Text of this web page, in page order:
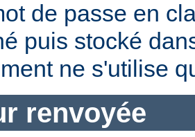
de passe en
puis stocké
ne s'utilise
renvoyée